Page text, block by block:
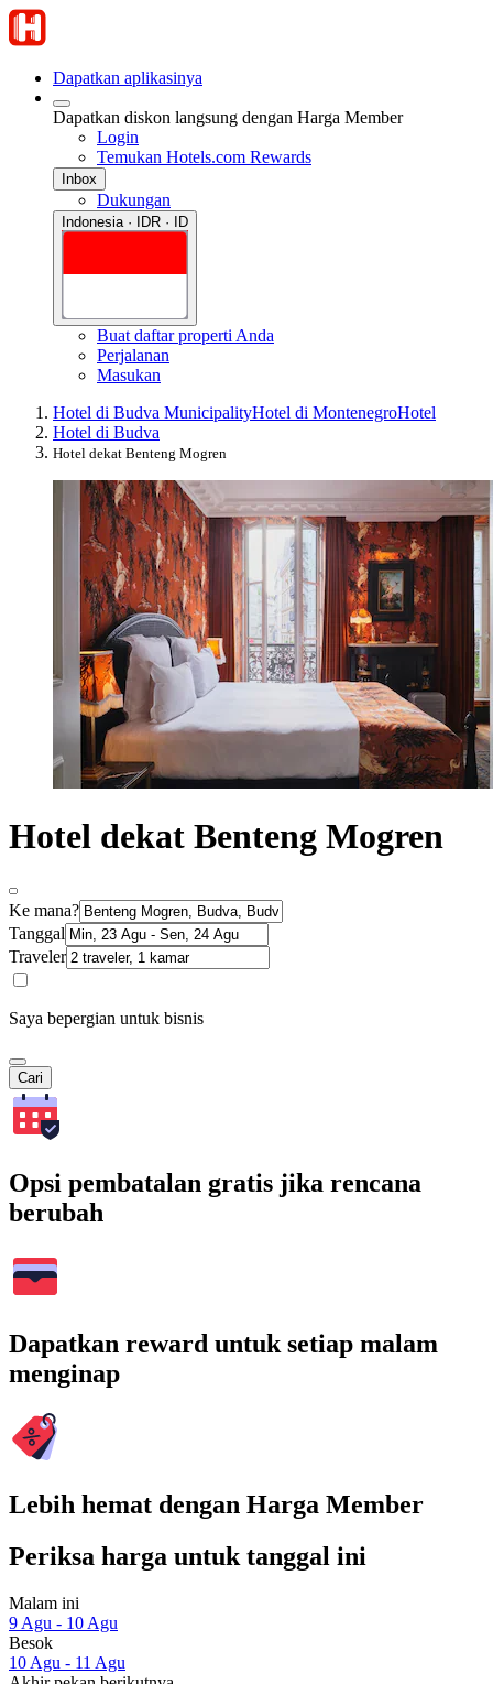
Dapatkan aplikasinya
Dapatkan diskon langsung dengan Harga Member
Login
Temukan Hotels.com Rewards
Inbox
Dukungan
Indonesia · IDR · ID
Buat daftar properti Anda
Perjalanan
Masukan
Hotel di Budva MunicipalityHotel di MontenegroHotel
Hotel di Budva
Hotel dekat Benteng Mogren
Hotel dekat Benteng Mogren
Ke mana?
Tanggal
Traveler
Saya bepergian untuk bisnis
Cari
Opsi pembatalan gratis jika rencana
berubah
Dapatkan reward untuk setiap malam
menginap
Lebih hemat dengan Harga Member
Periksa harga untuk tanggal ini
Malam ini
9 Agu - 10 Agu
Besok
10 Agu - 11 Agu